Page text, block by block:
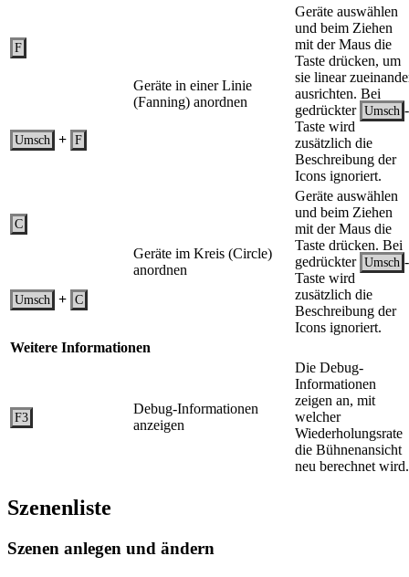
F
Geräte in einer Linie
(Fanning) anordnen
Geräte auswählen
und beim Ziehen
mit der Maus die
Taste drücken, um
sie linear
ausrichten. Bei
gedrückter Umsch -
Taste wird
zusätzlich die
Beschreibung der
Icons ignoriert.
Umsch + F
C
Geräte im Kreis (Circle)
anordnen
Geräte auswählen
und beim Ziehen
mit der Maus die
Taste drücken. Bei
gedrückter Umsch -
Taste wird
zusätzlich die
Beschreibung der
Icons ignoriert.
Umsch + C
Weitere Informationen
F3
Debug-Informationen
anzeigen
Die Debug-
Informationen
zeigen an, mit
welcher
Wiederholungsrate
die Bühnenansicht
neu berechnet wird.
Szenenliste
Szenen anlegen und ändern